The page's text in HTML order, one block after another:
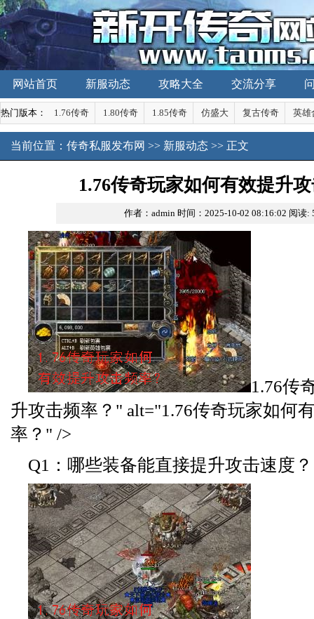
网站首页 新服动态 攻略大全 交流分享
热门版本： 1.76传奇 1.80传奇 1.85传奇 仿盛大 复古传奇 英雄
当前位置： 传奇私服发布网 >> 新服动态 >> 正文
1.76传奇玩家如何有效提升
作者：admin 时间：2025-10-02 08:16:02 阅读:
1.76传
升攻击频率？" alt="1.76传奇玩家如何
率？" />
Q1：哪些装备能直接提升攻击速度？